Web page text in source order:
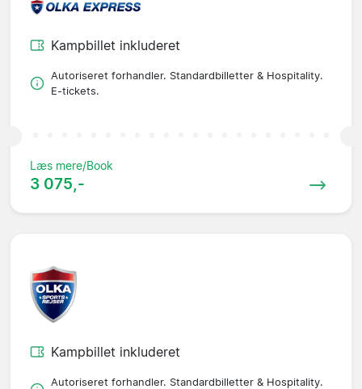
Kampbillet inkluderet
Autoriseret forhandler. Standardbilletter & Hospitality.
E-tickets.
Læs mere/Book
3 075,-
Kampbillet inkluderet
Autoriseret forhandler. Standardbilletter & Hospitality.